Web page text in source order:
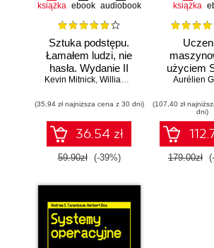
książka ebook audiobook
Sztuka podstępu.
Łamałem ludzi, nie
hasła. Wydanie II
Kevin Mitnick, William L. Simon
(35,94 zł najniższa cena z 30 dni)
36.54 zł
59.90zł (-39%)
książka
użyciem
Learn,
Aurélien
(107,40 zł
dni)
179.00zł